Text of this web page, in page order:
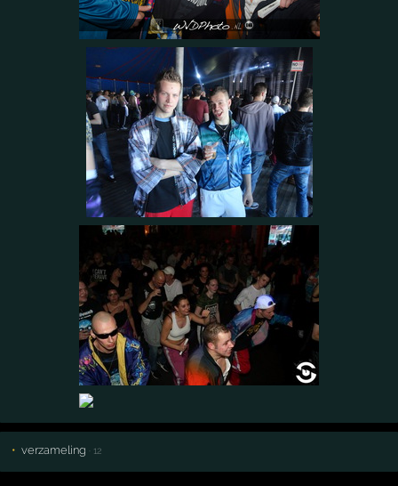
verzameling · 12